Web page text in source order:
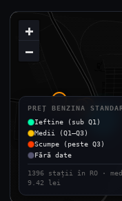
local_gas_station
+
−
PREȚ BENZINA
Ieftine (sub Q1)
Medii (Q1–Q3)
Scumpe (peste Q3)
Fără date
1396 stații în RO ·
9.42 lei